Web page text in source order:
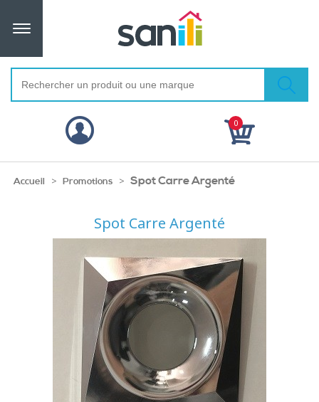
0
Accueil > Promotions > Spot Carre Argenté
Spot Carre Argenté